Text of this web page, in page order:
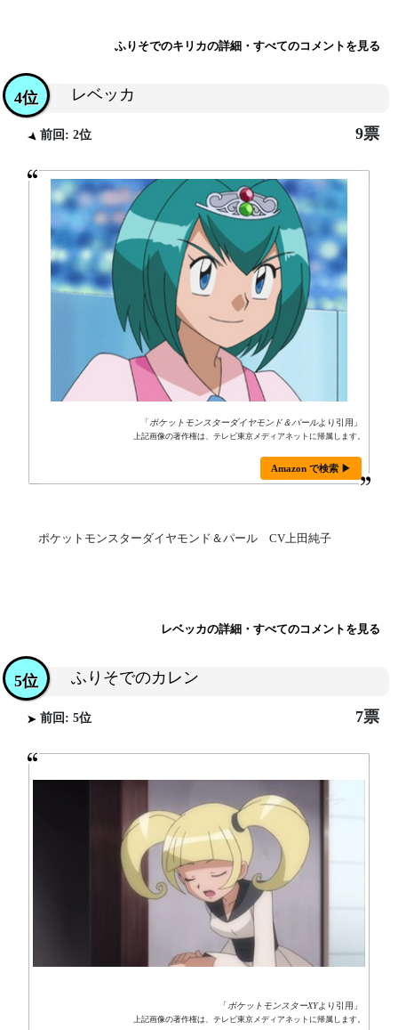
ふりそでのキリカの詳細・すべてのコメントを見る
レベッカ
4位
前回: 2位 9票
「ポケットモンスターダイヤモンド＆パールより引用」
上記画像の著作権は、テレビ東京メディアネットに帰属します。
Amazon で検索 ▶
ポケットモンスターダイヤモンド＆パール CV上田純子
レベッカの詳細・すべてのコメントを見る
ふりそでのカレン
5位
前回: 5位 7票
「ポケットモンスターXYより引用」
上記画像の著作権は、テレビ東京メディアネットに帰属します。